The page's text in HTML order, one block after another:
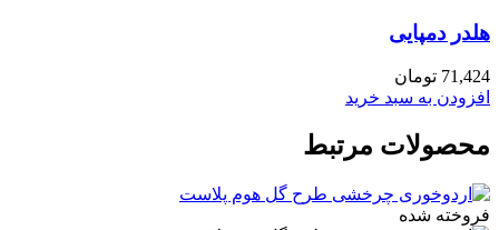
هلدر دمپایی
71,424 تومان
افزودن به سبد خرید
محصولات مرتبط
فروخته شده